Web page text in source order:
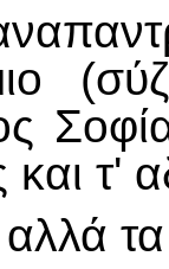
και τ'